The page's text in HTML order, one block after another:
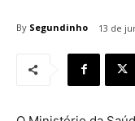
By Segundinho 13 de